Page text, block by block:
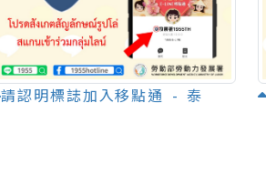
請認明標誌加入移點通 - 泰